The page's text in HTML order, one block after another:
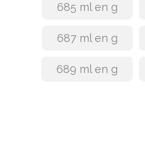
685 ml en g
687 ml en g
689 ml en g